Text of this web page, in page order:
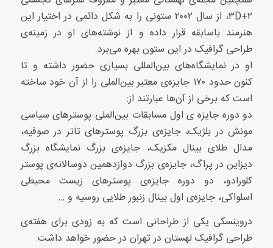
۲+۳D، از سال ۲۰۰۲ ستونی را به شکل دائمی در اختیار این
هنرمند باسابقه قرار داده و از نوشته‌های او در زمینه‌ی
طراحی گرافیک در این ستون بهره می‌برد.
او در نمایشگاه‌های بین‌المللی بسیاری حضور داشته و تا
کنون حدود ۱۷۰ جایزه‌ی معتبر بین‌الملی را از آن خود ساخته
است که برخی از آن‌ها عبارتند از:
دو دوره جایزه ی اول مسابقات بین‌الملی پوسترهای سیاسی
مونش در بلژیک، جایزه‌ی بزرگ پوسترهای تاتر در صوفیه،
مدال طلای بینال مکزیک، جایزه‌ی بزرگ نمایشگاه بزرگ
دیزاین در پراگ، جایزه‌ی بزرگ دوازدهمین دوسالانه‌ی پوستر
کلورادو، دو دوره جایزه‌ی پوسترهای زیست محیطی
اسلواکی، جایزه‌ی اول بینال زنبور طلایی روسیه و …
دروینسکی یکی از طراحانی است که به زودی برای هفته‌ی
طراحی گرافیک لهستان در تهران در حضور خواهد داشت.